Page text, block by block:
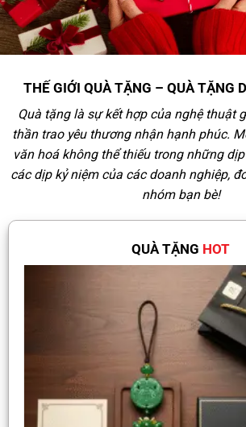
THẾ GIỚI QUÀ TẶNG – QUÀ TẶNG
Quà tặng là sự kết hợp của nghệ thuật
thần trao yêu thương nhận hạnh phúc.
văn hoá không thể thiếu trong những
các dịp kỷ niệm của các doanh nghiệp,
nhóm bạn bè!
QUÀ TẶNG HOT